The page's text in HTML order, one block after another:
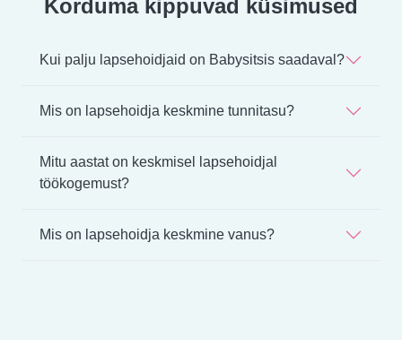
Korduma kippuvad küsimused
Kui palju lapsehoidjaid on Babysitsis saadaval?
Mis on lapsehoidja keskmine tunnitasu?
Mitu aastat on keskmisel lapsehoidjal
töökogemust?
Mis on lapsehoidja keskmine vanus?